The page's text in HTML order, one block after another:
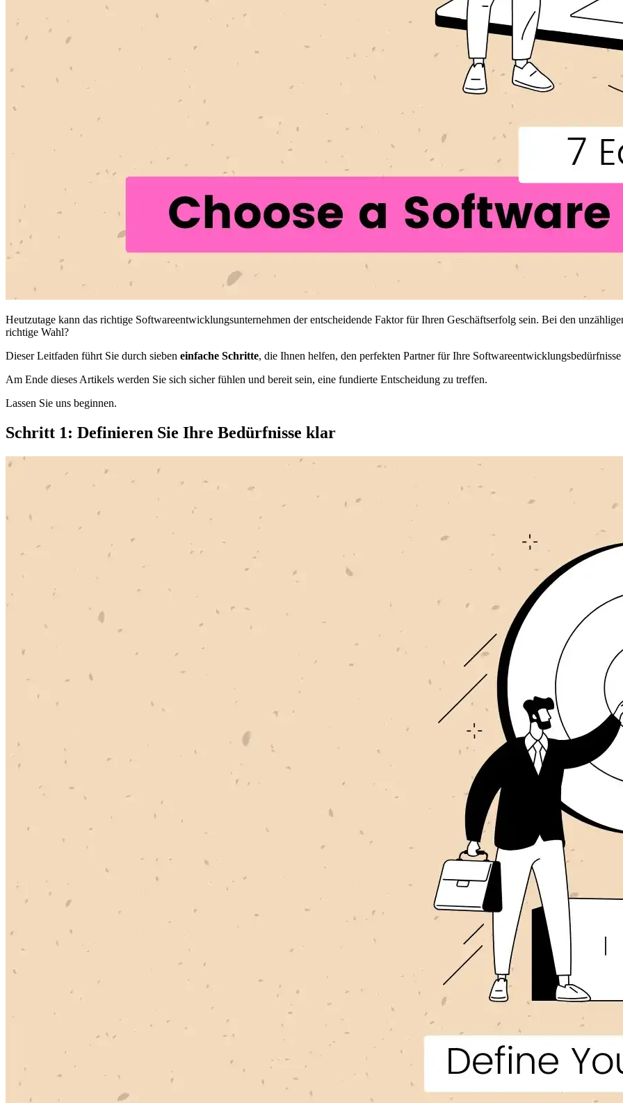
Heutzutage kann das richtige Softwareentwicklungsunternehmen der entscheidende Faktor für Ihren Geschäftserfolg sein. Bei den
richtige Wahl?
Dieser Leitfaden führt Sie durch sieben einfache Schritte, die Ihnen helfen, den perfekten Partner für Ihre
Am Ende dieses Artikels werden Sie sich sicher fühlen und bereit sein, eine fundierte Entscheidung zu treffen.
Lassen Sie uns beginnen.
Schritt 1: Definieren Sie Ihre Bedürfnisse klar